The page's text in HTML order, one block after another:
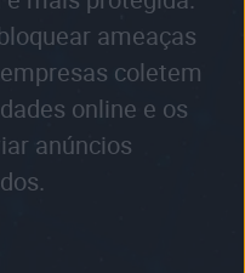
ameaças
coletem
online e os
anúncios